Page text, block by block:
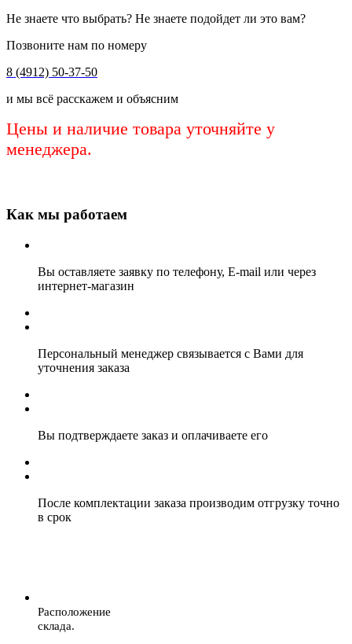
Не знаете что выбрать? Не знаете подойдет ли это вам?
Позвоните нам по номеру
8 (4912) 50-37-50
и мы всё расскажем и объясним
Цены и наличие товара уточняйте у
менеджера.
Как мы работаем
Вы оставляете заявку по телефону, E-mail или через
интернет-магазин
Персональный менеджер связывается с Вами для
уточнения заказа
Вы подтверждаете заказ и оплачиваете его
После комплектации заказа производим отгрузку точно
в срок
Расположение
склада.